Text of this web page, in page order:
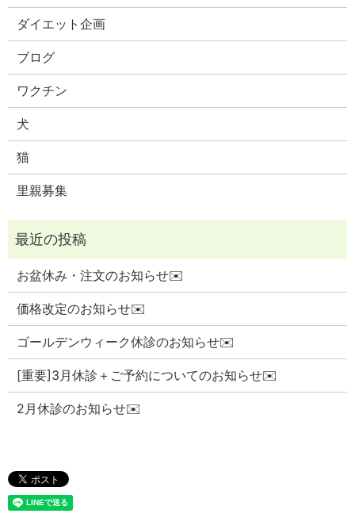
ダイエット企画
ブログ
ワクチン
犬
猫
里親募集
お盆休み・注文のお知らせ✉️
価格改定のお知らせ✉️
ゴールデンウィーク休診のお知らせ✉️
[重要]3月休診＋ご予約についてのお知らせ✉️
2月休診のお知らせ✉️